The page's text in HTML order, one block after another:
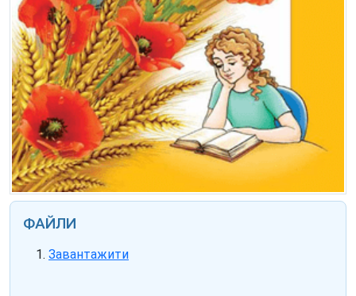
ФАЙЛИ
Завантажити